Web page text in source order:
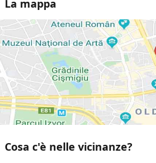
La mappa
Cosa c'è nelle vicinanze?